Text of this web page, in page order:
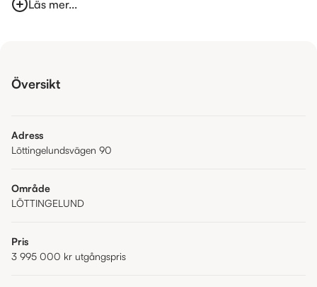
Läs mer...
Översikt
Adress
Löttingelundsvägen 90
Område
LÖTTINGELUND
Pris
3 995 000 kr utgångspris